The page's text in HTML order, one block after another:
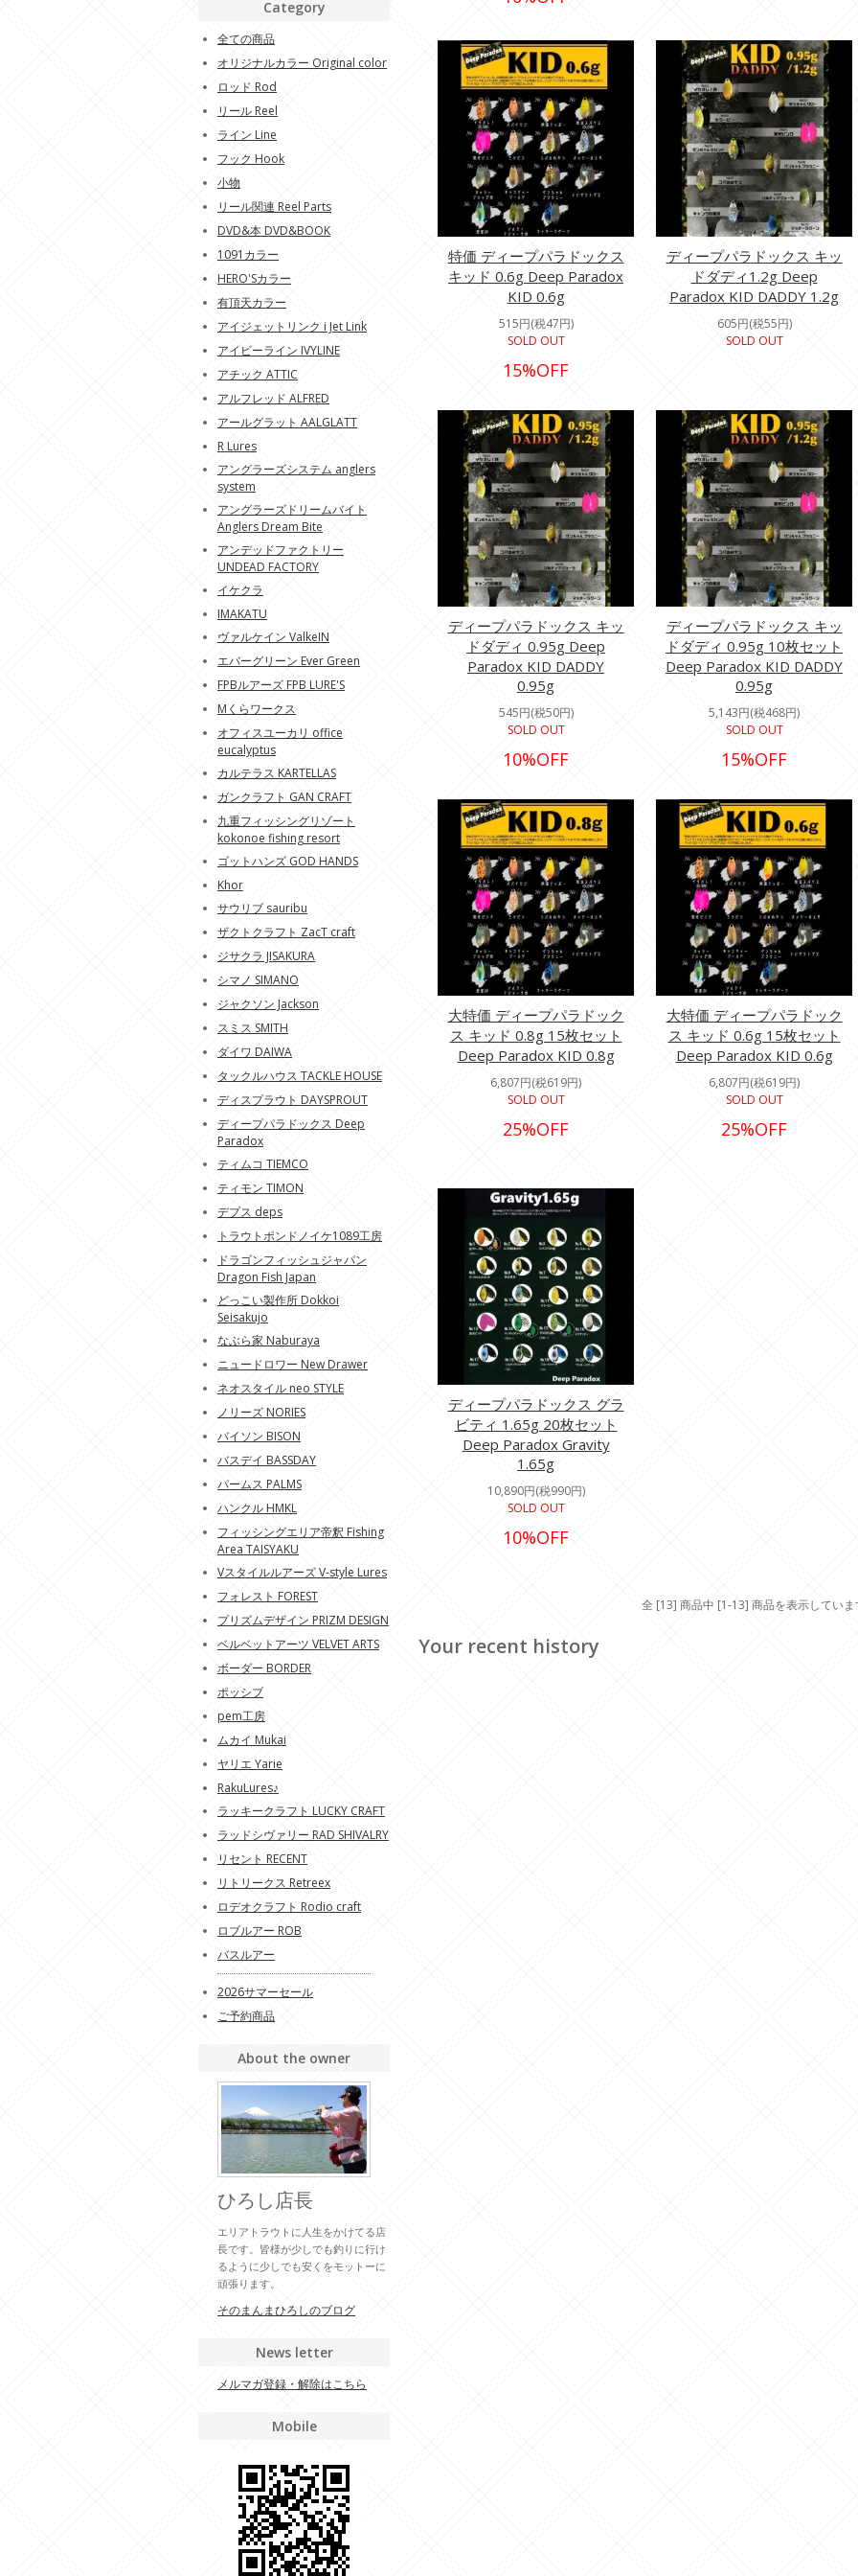
特価 ディープパラドックス
キッド 0.6g Deep Paradox
KID 0.6g
515円(税47円)
SOLD OUT
15%OFF
ディープパラドックス キッ
ドダディ1.2g Deep
Paradox KID DADDY 1.2g
605円(税55円)
SOLD OUT
ディープパラドックス キッ
ドダディ 0.95g Deep
Paradox KID DADDY
0.95g
545円(税50円)
SOLD OUT
10%OFF
ディープパラドックス キッ
ドダディ 0.95g 10枚セット
Deep Paradox KID DADDY
0.95g
5,143円(税468円)
SOLD OUT
15%OFF
大特価 ディープパラドック
ス キッド 0.8g 15枚セット
Deep Paradox KID 0.8g
6,807円(税619円)
SOLD OUT
25%OFF
大特価 ディープパラドック
ス キッド 0.6g 15枚セット
Deep Paradox KID 0.6g
6,807円(税619円)
SOLD OUT
25%OFF
ディープパラドックス グラ
ビティ 1.65g 20枚セット
Deep Paradox Gravity
1.65g
10,890円(税990円)
SOLD OUT
10%OFF
全 [13] 商品中 [1-13] 商品を表示していま
Your recent history
Category
全ての商品
オリジナルカラー Original color
ロッド Rod
リール Reel
ライン Line
フック Hook
小物
リール関連 Reel Parts
DVD&本 DVD&BOOK
1091カラー
HERO'Sカラー
有頂天カラー
アイジェットリンク i Jet Link
アイビーライン IVYLINE
アチック ATTIC
アルフレッド ALFRED
アールグラット AALGLATT
R Lures
アングラーズシステム anglers
system
アングラーズドリームバイト
Anglers Dream Bite
アンデッドファクトリー
UNDEAD FACTORY
イケクラ
IMAKATU
ヴァルケイン ValkeIN
エバーグリーン Ever Green
FPBルアーズ FPB LURE'S
Mくらワークス
オフィスユーカリ office
eucalyptus
カルテラス KARTELLAS
ガンクラフト GAN CRAFT
九重フィッシングリゾート
kokonoe fishing resort
ゴットハンズ GOD HANDS
Khor
サウリブ sauribu
ザクトクラフト ZacT craft
ジサクラ JISAKURA
シマノ SIMANO
ジャクソン Jackson
スミス SMITH
ダイワ DAIWA
タックルハウス TACKLE HOUSE
ディスプラウト DAYSPROUT
ディープパラドックス Deep
Paradox
ティムコ TIEMCO
ティモン TIMON
デプス deps
トラウトポンドノイケ1089工房
ドラゴンフィッシュジャパン
Dragon Fish Japan
どっこい製作所 Dokkoi
Seisakujo
なぶら家 Naburaya
ニュードロワー New Drawer
ネオスタイル neo STYLE
ノリーズ NORIES
バイソン BISON
バスデイ BASSDAY
パームス PALMS
ハンクル HMKL
フィッシングエリア帝釈 Fishing
Area TAISYAKU
Vスタイルルアーズ V-style Lures
フォレスト FOREST
プリズムデザイン PRIZM DESIGN
ベルベットアーツ VELVET ARTS
ボーダー BORDER
ポッシブ
pem工房
ムカイ Mukai
ヤリエ Yarie
RakuLures♪
ラッキークラフト LUCKY CRAFT
ラッドシヴァリー RAD SHIVALRY
リセント RECENT
リトリークス Retreex
ロデオクラフト Rodio craft
ロブルアー ROB
バスルアー
2026サマーセール
ご予約商品
About the owner
ひろし店長
エリアトラウトに人生をかけてる店
長です。皆様が少しでも釣りに行け
るように少しでも安くをモットーに
頑張ります。
そのまんまひろしのブログ
News letter
メルマガ登録・解除はこちら
Mobile